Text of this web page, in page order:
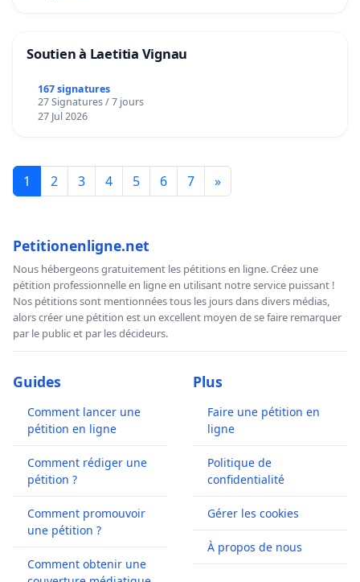
Soutien à Laetitia Vignau
167 signatures
27 Signatures / 7 jours
27 Jul 2026
1 2 3 4 5 6 7 »
Petitionenligne.net
Nous hébergeons gratuitement les pétitions en ligne. Créez une
pétition professionnelle en ligne en utilisant notre service puissant !
Nos pétitions sont mentionnées tous les jours dans divers médias,
alors créer une pétition est un excellent moyen de se faire remarquer
par le public et par les décideurs.
Guides
Comment lancer une
pétition en ligne
Comment rédiger une
pétition ?
Comment promouvoir
une pétition ?
Comment obtenir une
Plus
Faire une pétition en
ligne
Politique de
confidentialité
Gérer les cookies
À propos de nous